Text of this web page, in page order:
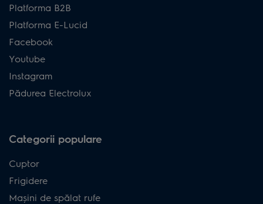
Platforma B2B
Platforma E-Lucid
Facebook
Youtube
Instagram
Pădurea Electrolux
Categorii populare
Cuptor
Frigidere
Mașini de spălat rufe